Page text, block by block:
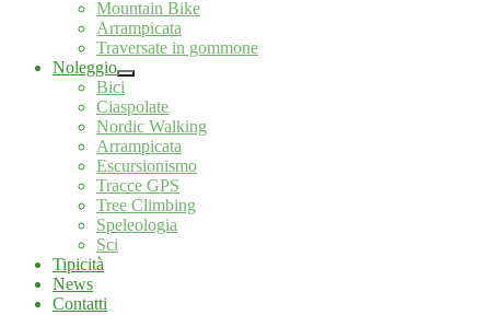
Mountain Bike
Arrampicata
Traversate in gommone
Noleggio
Bici
Ciaspolate
Nordic Walking
Arrampicata
Escursionismo
Tracce GPS
Tree Climbing
Speleologia
Sci
Tipicità
News
Contatti